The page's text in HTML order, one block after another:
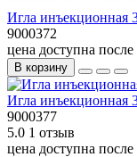
Игла инъекционная
9000372
цена доступна после
В корзину
Игла инъекционная
9000377
5.0 1 отзыв
цена доступна после